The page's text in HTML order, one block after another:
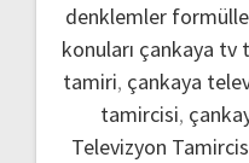
denklemler
konuları çankaya tv
tamiri, çankaya
tamircisi,
Televizyon